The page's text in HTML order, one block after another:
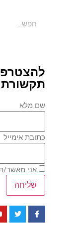
שם מלא
כתובת אימייל
אני